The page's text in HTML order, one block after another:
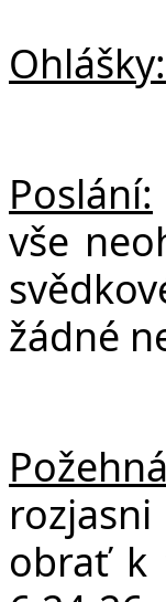
Ohlášky:
Poslání:
vše
žádné
obrať k